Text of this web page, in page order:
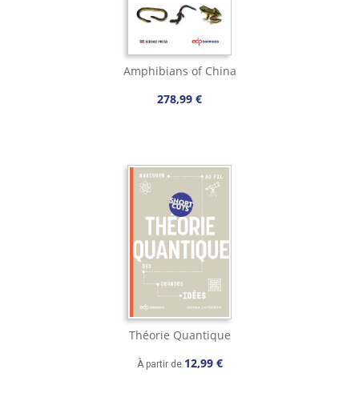
Amphibians of China
278,99 €
Théorie Quantique
À partir de 12,99 €